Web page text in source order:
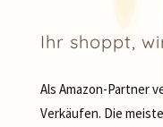
Ihr shoppt,
Als Amazon-Partner
Verkäufen. Die